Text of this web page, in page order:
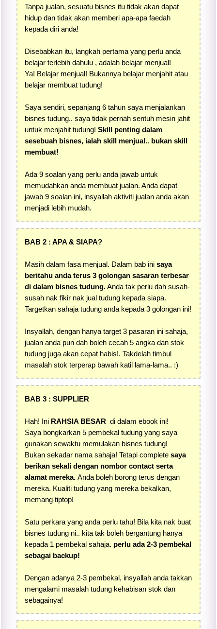
Tanpa jualan, sesuatu bisnes itu tidak akan dapat
hidup dan tidak akan memberi apa-apa faedah
kepada diri anda!
Disebabkan itu, langkah pertama yang perlu anda
belajar terlebih dahulu , adalah belajar menjual!
Ya! Belajar menjual! Bukannya belajar menjahit atau
belajar membuat tudung!
Saya sendiri, sepanjang 6 tahun saya menjalankan
bisnes tudung.. saya tidak pernah sentuh mesin jahit
untuk menjahit tudung!Skill penting dalam
sesebuah bisnes, ialah skill menjual.. bukan skill
membuat!
Ada 9 soalan yang perlu anda jawab untuk
memudahkan anda membuat jualan. Anda dapat
jawab 9 soalan ini, insyallah aktiviti jualan anda akan
menjadi lebih mudah.
BAB 2 : APA & SIAPA?
Masih dalam fasa menjual. Dalam bab ini saya
beritahu anda terus 3 golongan sasaran terbesar
di dalam bisnes tudung.Anda tak perlu dah susah-
susah nak fikir nak jual tudung kepada siapa.
Targetkan sahaja tudung anda kepada 3 golongan ini!
Insyallah, dengan hanya target 3 pasaran ini sahaja,
jualan anda pun dah boleh cecah 5 angka dan stok
tudung juga akan cepat habis!. Takdelah timbul
masalah stok terperap bawah katil lama-lama.. :)
BAB 3 : SUPPLIER
Hah! Ini RAHSIA BESARdi dalam ebook ini!
Saya bongkarkan 5 pembekal tudung yang saya
gunakan sewaktu memulakan bisnes tudung!
Bukan sekadar nama sahaja! Tetapi completesaya
berikan sekali dengan nombor contact serta
alamat mereka.Anda boleh borong terus dengan
mereka. Kualiti tudung yang mereka bekalkan,
memang tiptop!
Satu perkara yang anda perlu tahu! Bila kita nak buat
bisnes tudung ni.. kita tak boleh bergantung hanya
kepada 1 pembekal sahaja. perlu ada 2-3 pembekal
sebagai backup!
Dengan adanya 2-3 pembekal, insyallah anda takkan
mengalami masalah tudung kehabisan stok dan
sebagainya!